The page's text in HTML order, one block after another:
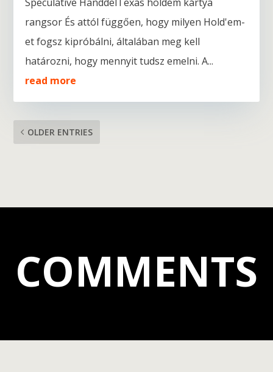
rangsor És attól függően, hogy milyen Hold'em-
et fogsz kipróbálni, általában meg kell
határozni, hogy mennyit tudsz emelni. A...
read more
OLDER ENTRIES
COMMENTS